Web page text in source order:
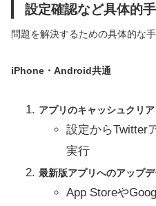
設定確認など具体的
問題を解決するための具体的な
iPhone・Android共通
アプリのキャッシュクリア
設定からTwitter
実行
最新版アプリへのアップデ
App Storeや